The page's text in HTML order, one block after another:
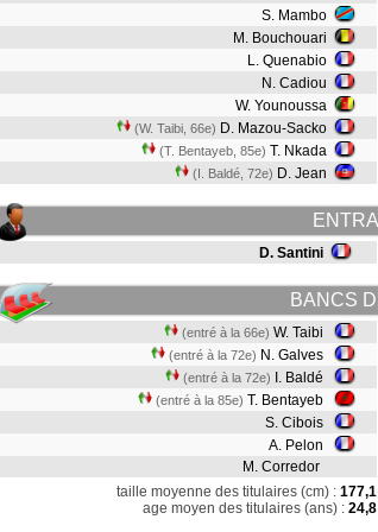
S. Mambo
M. Bouchouari
L. Quenabio
N. Cadiou
W. Younoussa
(W. Taibi, 66e) D. Mazou-Sacko
(T. Bentayeb, 85e) T. Nkada
(I. Baldé, 72e) D. Jean
D. Santini
BANCS
(entré à la 66e) W. Taibi
(entré à la 72e) N. Galves
(entré à la 72e) I. Baldé
(entré à la 85e) T. Bentayeb
S. Cibois
A. Pelon
M. Corredor
taille moyenne des titulaires (cm) : 177,1
age moyen des titulaires (ans) : 24,8